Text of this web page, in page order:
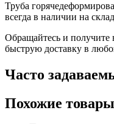
Труба
всегда в наличии на
Обращайтесь и
быструю доставку в
Часто
Похожие товары